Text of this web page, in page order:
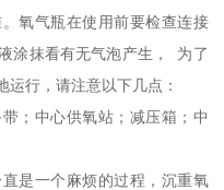
氧气瓶在使用前要检查连接
涂抹看有无气泡产生， 为了
行，请注意以下几点：
；中心供氧站；减压箱；中
是一个麻烦的过程，沉重氧